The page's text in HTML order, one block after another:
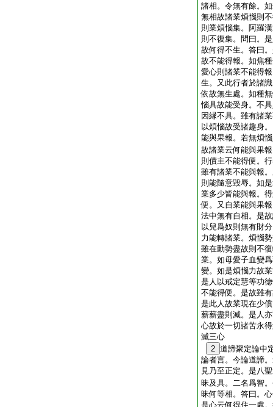
諸相。令無有餘。
無相故諸業煩惱則
則業煩惱集。阿羅
則不復集。問曰。
故何得不生。答曰
故不能得報。如焦
愛心則諸業不能得
生。又此行者於諸
依故無生處。如種
惱具故能受身。不
因縁不具。雖有諸
以煩惱故受諸趣身
能與果報。若無煩
故諸業云何能與果
則債主不能得便。
雖有諸業不能與報
則能隨意毀辱。如
業多少皆能與報。
便。又自業能與果
法中無有自相。是
以兒爲奴則無有財
力能轉諸業。煩惱
雖在動勢盡故則不
業。如母愛子血變
變。如是煩惱力故
是人以戒定慧等功
不能得便。是故雖
是此人故業現在少
薪薪盡則滅。是人
心故於一切諸苦永
滅三心
2 道諦聚定論中
論者言。今論道諦
見乃至正定。是八
昧及具。二名爲智
昧何等相。答曰。
是心云何得住一處